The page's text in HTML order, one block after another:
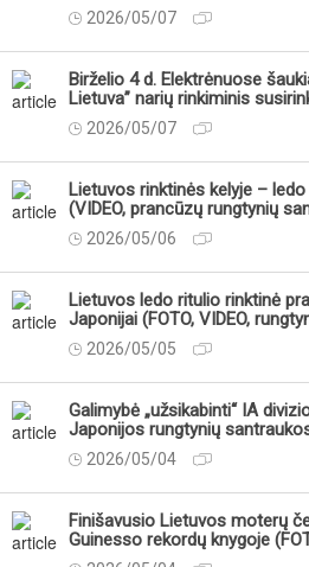
2026/05/07
Birželio 4 d. Elektrėnuose
Lietuva” narių rinkiminis
2026/05/07
Lietuvos rinktinės kelyje –
(VIDEO, prancūzų rungtynių
2026/05/06
Lietuvos ledo ritulio rinktinė
Japonijai (FOTO, VIDEO,
2026/05/05
Galimybė „užsikabinti“ IA
Japonijos rungtynių
2026/05/04
Finišavusio Lietuvos moterų
Guinesso rekordų knygoje